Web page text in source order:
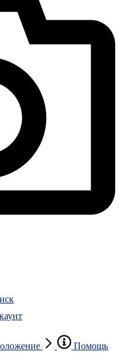
Помощь